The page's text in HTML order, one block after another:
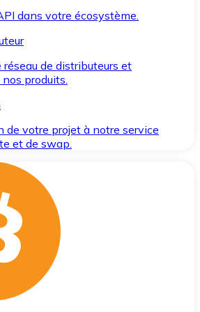
dans votre écosystème.
réseau de distributeurs et
produits.
de votre projet à notre service
et de swap.